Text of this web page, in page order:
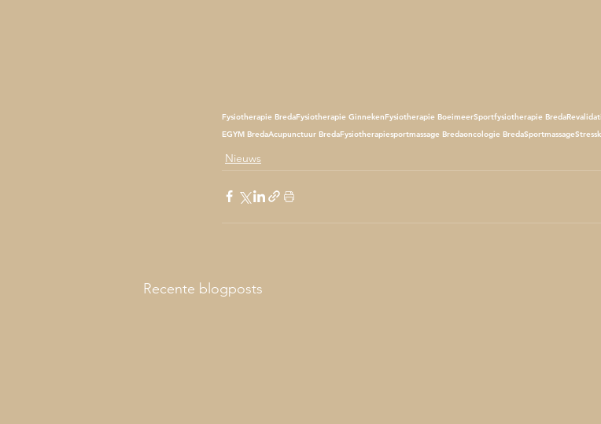
Fysiotherapie BredaFysiotherapie GinnekenFysiotherapie BoeimeerSportfysiotherapie Breda
EGYM BredaAcupunctuur BredaFysiotherapiesportmassage Bredaoncologie BredaSportmassage
Nieuws
Recente blogposts